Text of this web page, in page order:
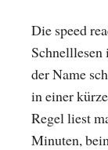
Die speed
der Name
in einer
Regel liest
Minuten,